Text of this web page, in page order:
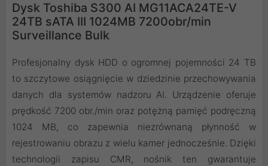
Dysk Toshiba S300 AI MG11ACA24TE-V
24TB sATA III 1024MB 7200obr/min
Surveillance Bulk
Profesjonalny dysk HDD o ogromnej pojemności 24 TB
to szczytowe osiągnięcie w dziedzinie przechowywania
danych dla systemów nadzoru AI. Urządzenie oferuje
prędkość 7200 obr./min oraz potężną pamięć podręczną
1024 MB, co zapewnia niezrównaną płynność w
rejestrowaniu obrazu z wielu kamer jednocześnie. Dzięki
technologii zapisu CMR, nośnik ten gwarantuje